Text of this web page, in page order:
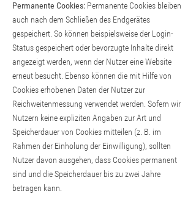
Permanente Cookies: Permanente Cookies bleiben
auch nach dem Schließen des Endgerätes
gespeichert. So können beispielsweise der Login-
Status gespeichert oder bevorzugte Inhalte direkt
angezeigt werden, wenn der Nutzer eine Website
erneut besucht. Ebenso können die mit Hilfe von
Cookies erhobenen Daten der Nutzer zur
Reichweitenmessung verwendet werden. Sofern wir
Nutzern keine expliziten Angaben zur Art und
Speicherdauer von Cookies mitteilen (z. B. im
Rahmen der Einholung der Einwilligung), sollten
Nutzer davon ausgehen, dass Cookies permanent
sind und die Speicherdauer bis zu zwei Jahre
betragen kann.